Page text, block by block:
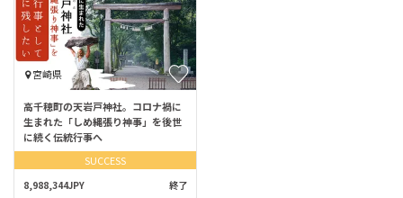
宮崎県
高千穂町の天岩戸神社。コロナ禍に
生まれた「しめ縄張り神事」を後世
に続く伝統行事へ
SUCCESS
8,988,344JPY 終了